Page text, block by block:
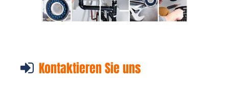
Kontaktieren Sie uns